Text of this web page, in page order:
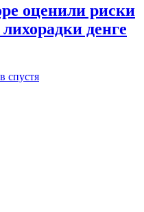
оценили риски
денге
спустя